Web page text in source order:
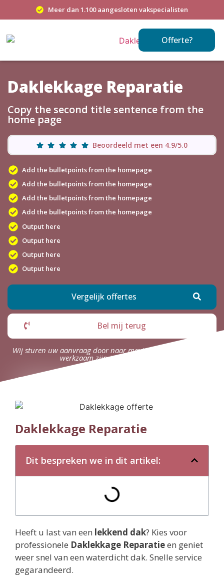
Meer dan 1.100 aangesloten vakspecialisten
Offerte?
Daklekkage Reparatie
Copy the second title sentence from the
home page
Beoordeeld met een 4.9/5.0
Add the bulletpoints from the homepage
Add the bulletpoints from the homepage
Add the bulletpoints from the homepage
Add the bulletpoints from the homepage
Output here
Output here
Output here
Output here
Vergelijk offertes
Bel mij terug
Wij sturen uw aanvraag door naar maximaal 4 bedrijven die
werkzaam zijn in uw omgeving.
Daklekkage Reparatie
Dit bespreken we in dit artikel:
Heeft u last van een lekkend dak? Kies voor
professionele Daklekkage Reparatieen geniet
weer snel van een waterdicht dak. Snelle service
gegarandeerd.